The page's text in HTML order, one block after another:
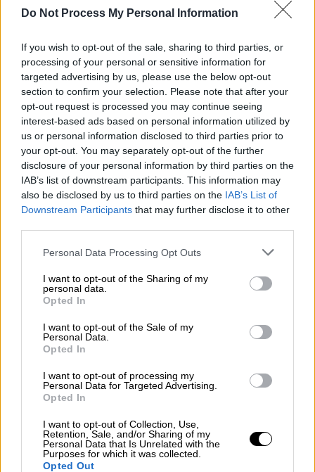
Do Not Process My Personal Information
If you wish to opt-out of the sale, sharing to third parties, or
processing of your personal or sensitive information for
targeted advertising by us, please use the below opt-out
section to confirm your selection. Please note that after your
opt-out request is processed you may continue seeing
interest-based ads based on personal information utilized by
us or personal information disclosed to third parties prior to
your opt-out. You may separately opt-out of the further
disclosure of your personal information by third parties on the
IAB’s list of downstream participants. This information may
also be disclosed by us to third parties on the IAB’s List of
Downstream Participants that may further disclose it to other
Please note that this website/app uses one or more Google
not limited to your visit or usage behaviour. You may click to
grant or deny consent to Google and its third-party tags to
use your data for below specified purposes in below Google
consent section.
Personal Data Processing Opt Outs
I want to opt-out of the Sharing of my
personal data.
Opted In
I want to opt-out of the Sale of my
Personal Data.
Opted In
I want to opt-out of processing my
Personal Data for Targeted Advertising.
Opted In
I want to opt-out of Collection, Use,
Retention, Sale, and/or Sharing of my
Personal Data that Is Unrelated with the
Purposes for which it was collected.
Opted Out
Από το Σαο Πάολο έως το Περού και την
Travel|28.10.2025 06:00
28η Οκτωβρίου: Τρεις μαγικοί
προορισμοί κοντά στην Αθήνα
Προτάσεις για αποδράσεις της τελευταίας
αργίας της 28ης Οκτωβρίου